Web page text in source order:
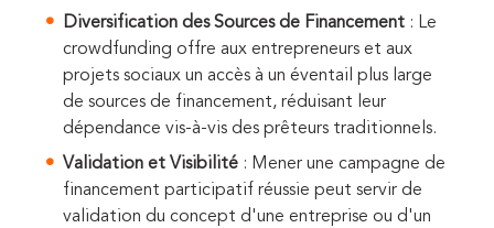
Diversification des Sources de Financement : Le
crowdfunding offre aux entrepreneurs et aux
projets sociaux un accès à un éventail plus large
de sources de financement, réduisant leur
dépendance vis-à-vis des prêteurs traditionnels.
Validation et Visibilité : Mener une campagne de
financement participatif réussie peut servir de
validation du concept d'une entreprise ou d'un